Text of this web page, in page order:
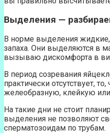
Выделения —
В норме выделения
запаха. Они выделяются в
вызываю дискомфорта в
В период созревания
практически отсутствует,
желеобразную, клейкую
На такие дни не стоит
выделения не позволяют
сперматозоидам по трубам.